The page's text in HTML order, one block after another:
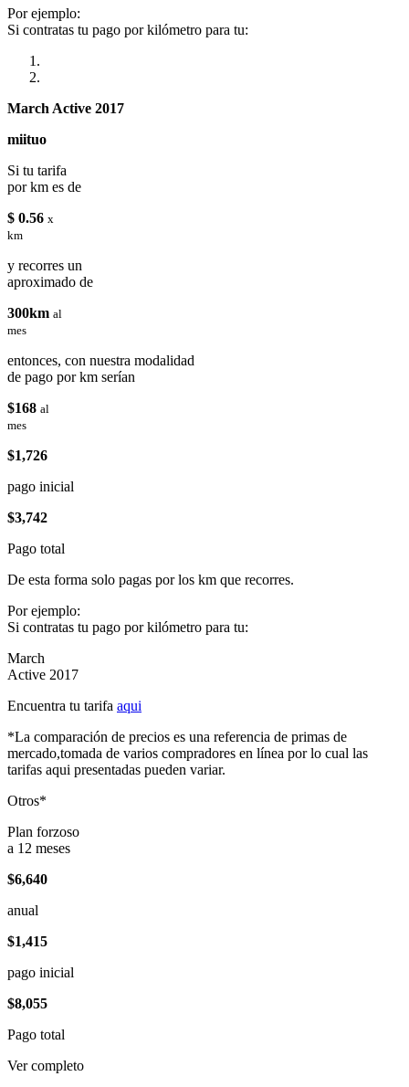
Por ejemplo:
Si contratas tu pago por kilómetro para tu:
March Active 2017
miituo
Si tu tarifa
por km es de
$ 0.56 x
km
y recorres un
aproximado de
300km al
mes
entonces, con nuestra modalidad
de pago por km serían
$168 al
mes
$1,726
pago inicial
$3,742
Pago total
De esta forma solo pagas por los km que recorres.
Por ejemplo:
Si contratas tu pago por kilómetro para tu:
March
Active 2017
Encuentra tu tarifa aqui
*La comparación de precios es una referencia de primas de
mercado,tomada de varios compradores en línea por lo cual las
tarifas aqui presentadas pueden variar.
Otros*
Plan forzoso
a 12 meses
$6,640
anual
$1,415
pago inicial
$8,055
Pago total
Ver completo